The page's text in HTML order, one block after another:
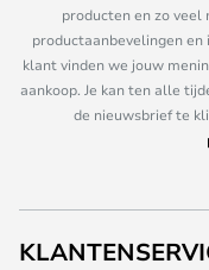
producten en zo veel
productaanbevelingen
klant vinden we jouw
aankoop. Je kan ten alle
de nieuwsbrief te